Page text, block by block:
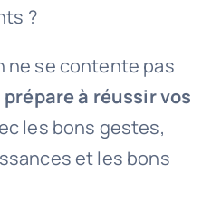
?
ne se contente pas
à réussir vos
les bons gestes,
et les bons